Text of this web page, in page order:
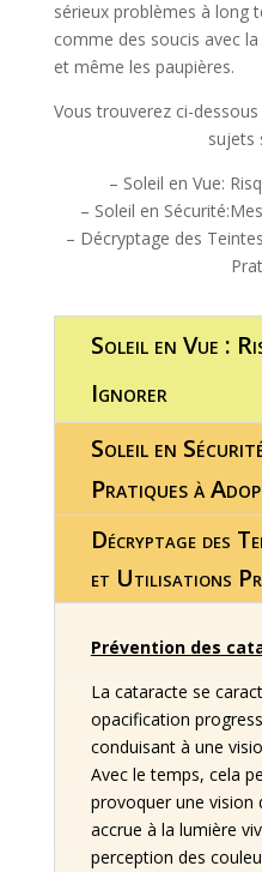
sérieux problèmes à long
comme des soucis avec
et même les paupières.
Vous trouverez ci-
sujets
– Soleil en Vue:
– Soleil en
– Décryptage des
Soleil en Vue :
Ignorer
Soleil en
Pratiques à
Décryptage des
et Utilisations
Prévention des
La cataracte se
opacification
conduisant à une
Avec le temps, cela
provoquer une vision
accrue à la lumière
perception des